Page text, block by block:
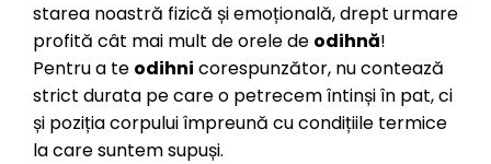
starea noastră fizică și emoțională, drept urmare
profită cât mai mult de orele de odihnă!
Pentru a te odihni corespunzător, nu contează
strict durata pe care o petrecem întinși în pat, ci
și poziția corpului împreună cu condițiile termice
la care suntem supuși.